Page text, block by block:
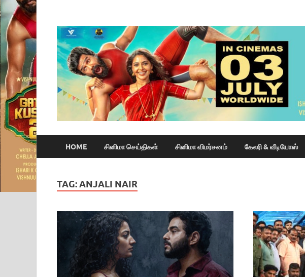
HOME சினிமா செய்திகள் சினிமா விமர்சனம் கேலரி & வீடியோஸ்
TAG:ANJALI NAIR